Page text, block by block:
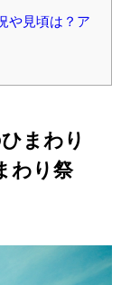
や見頃は？ア
まわり
わり祭